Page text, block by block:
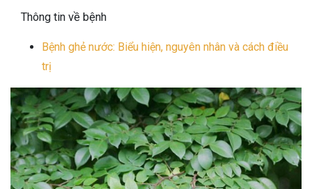
Thông tin về bệnh
Bệnh ghẻ nước: Biểu hiện, nguyên nhân và cách điều
trị